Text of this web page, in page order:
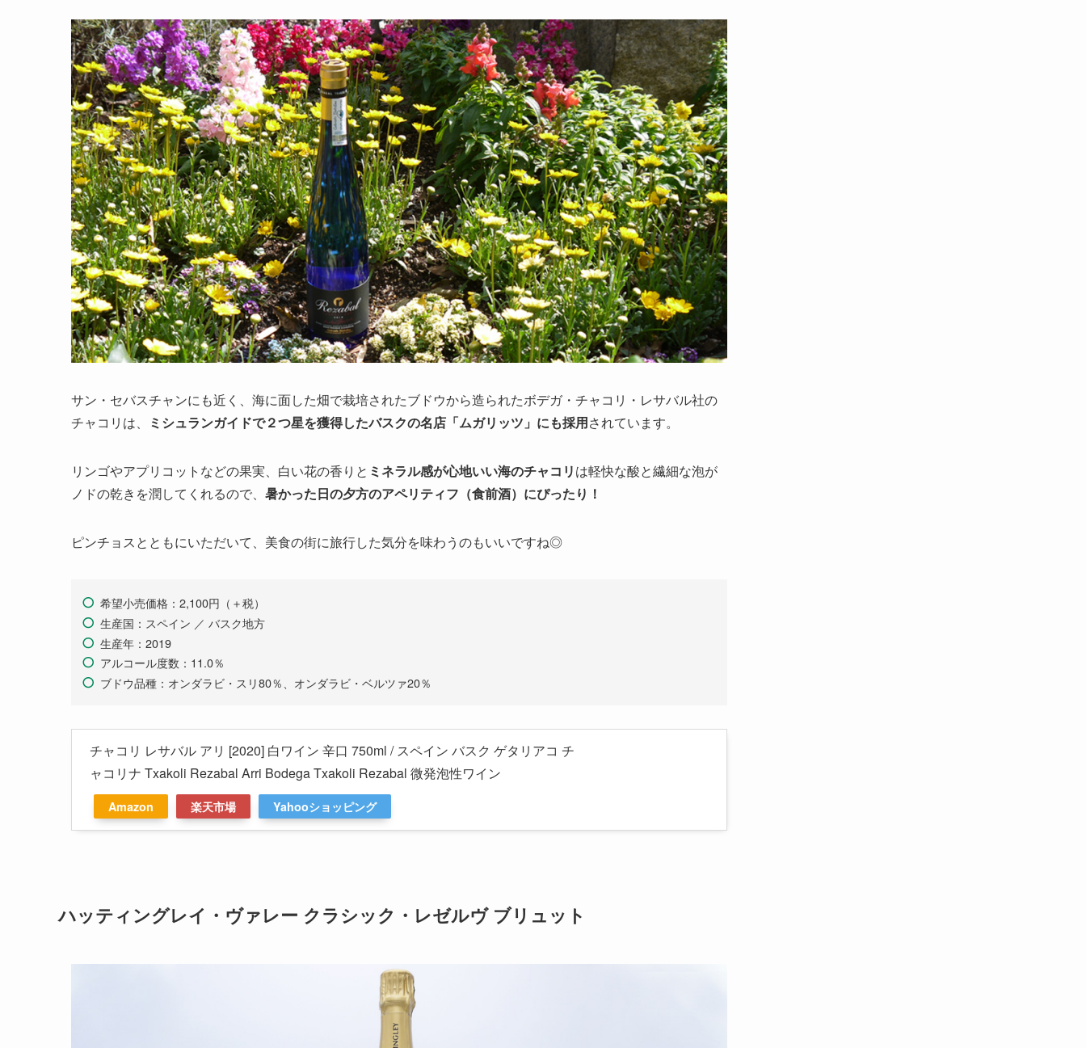
サン・セバスチャンにも近く、海に面した畑で栽培されたブドウから造られたボデガ・チャコリ・レサバル社の
チャコリは、
ミシュランガイドで２つ星を獲得したバスクの名店「ムガリッツ」にも採用されています。
リンゴやアプリコットなどの果実、白い花の香りと ミネラル感が心地いい海のチャコリは軽快な酸と繊細な泡が
ノドの乾きを潤してくれるので、 暑かった日の夕方のアペリティフ（食前酒）にぴったり！
ピンチョスとともにいただいて、美食の街に旅行した気分を味わうのもいいですね◎
希望小売価格：2,100円（＋税）
生産国：スペイン ／ バスク地方
生産年：2019
アルコール度数：11.0％
ブドウ品種：オンダラビ・スリ80％、オンダラビ・ベルツァ20％
チャコリ レサバル アリ [2020] 白ワイン 辛口 750ml / スペイン バスク ゲタリアコ チ
ャコリナ Txakoli Rezabal Arri Bodega Txakoli Rezabal 微発泡性ワイン
Amazon 楽天市場 Yahooショッピング
ハッティングレイ・ヴァレー クラシック・レゼルヴ ブリュット